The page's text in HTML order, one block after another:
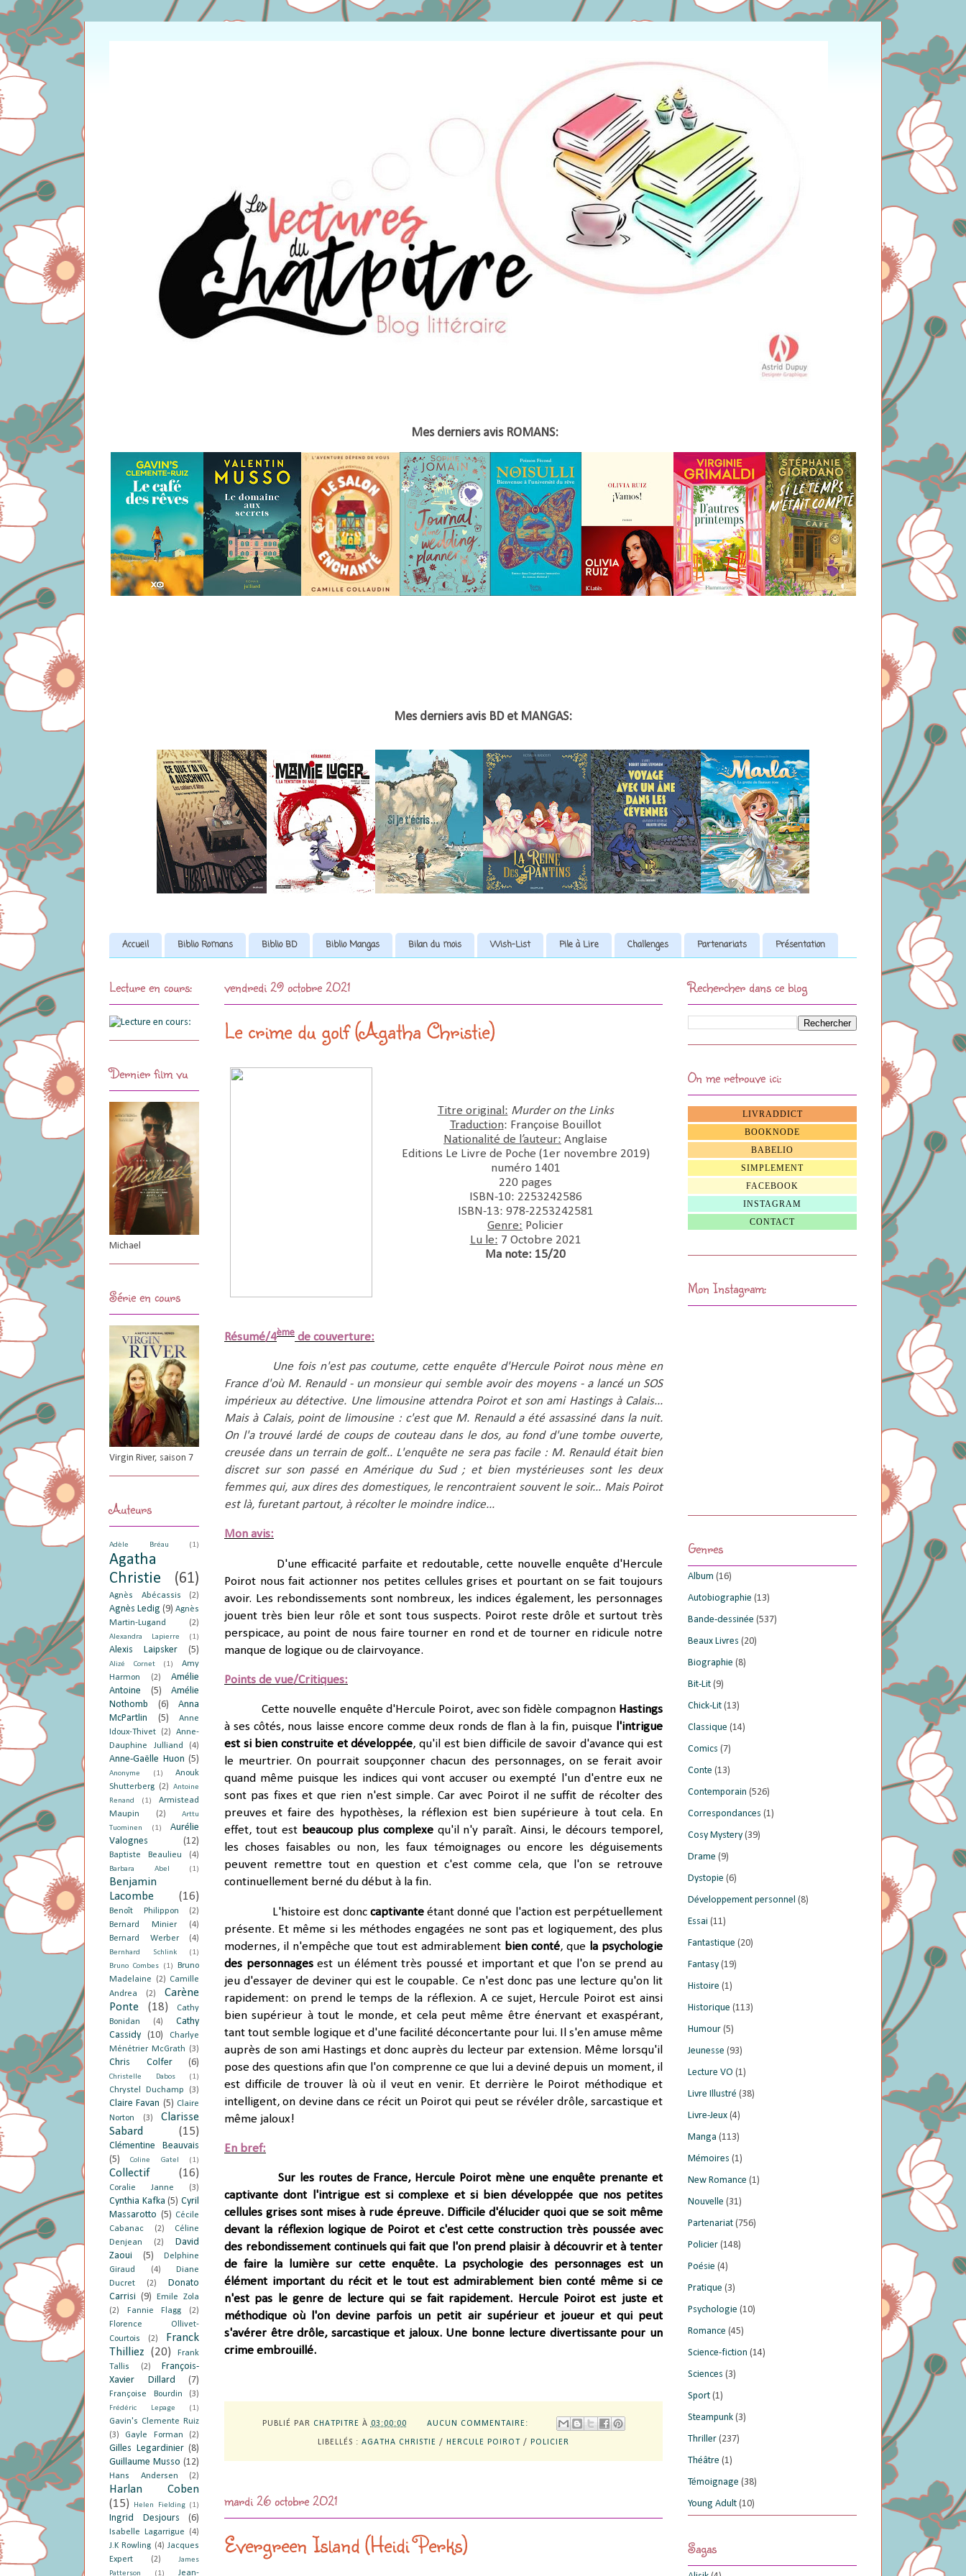
Mes derniers avis ROMANS:
Mes derniers avis BD et MANGAS:
Accueil Biblio Romans Biblio BD Biblio Mangas Bilan du mois Wish-List Pile à Lire Challenges Partenariats Présentation
vendredi 29 octobre 2021
Le crime du golf (Agatha Christie)
Titre original: Murder on the Links
Traduction: Françoise Bouillot
Nationalité de l’auteur: Anglaise
Editions Le Livre de Poche (1er novembre 2019)
numéro 1401
220 pages
ISBN-10:‎ 2253242586
ISBN-13:‎ 978-2253242581
Genre: Policier
Lu le: 7 Octobre 2021
Ma note: 15/20
Résumé/4ème de couverture:
Une fois n'est pas coutume, cette enquête d'Hercule Poirot nous mène en
France d'où M. Renauld - un monsieur qui semble avoir des moyens - a lancé un SOS
impérieux au détective. Une limousine attendra Poirot et son ami Hastings à Calais...
Mais à Calais, point de limousine : c'est que M. Renauld a été assassiné dans la nuit.
On l'a trouvé lardé de coups de couteau dans le dos, au fond d'une tombe ouverte,
creusée dans un terrain de golf... L'enquête ne sera pas facile : M. Renauld était bien
discret sur son passé en Amérique du Sud ; et bien mystérieuses sont les deux
femmes qui, aux dires des domestiques, le rencontraient souvent le soir... Mais Poirot
est là, furetant partout, à récolter le moindre indice...
Mon avis:
D'une efficacité parfaite et redoutable, cette nouvelle enquête d'Hercule
Poirot nous fait actionner nos petites cellules grises et pourtant on se fait toujours
avoir. Les rebondissements sont nombreux, les indices également, les personnages
jouent très bien leur rôle et sont tous suspects. Poirot reste drôle et surtout très
perspicace, au point de nous faire tourner en rond et de tourner en ridicule notre
manque de logique ou de clairvoyance.
Points de vue/Critiques:
Cette nouvelle enquête d'Hercule Poirot, avec son fidèle compagnon Hastings
à ses côtés, nous laisse encore comme deux ronds de flan à la fin, puisque l'intrigue
est si bien construite et développée, qu'il est bien difficile de savoir d'avance qui est
le meurtrier. On pourrait soupçonner chacun des personnages, on se ferait avoir
quand même puisque les indices qui vont accuser ou exempté l'un d'entre eux ne
sont pas fixes et que rien n'est simple. Car avec Poirot il ne suffit de récolter des
preuves et faire des hypothèses, la réflexion est bien supérieure à tout cela. En
effet, tout est beaucoup plus complexequ'il n'y paraît. Ainsi, le décours temporel,
les choses faisables ou non, les faux témoignages ou encore les déguisements
peuvent remettre tout en question et c'est comme cela, que l'on se retrouve
continuellement berné du début à la fin.
L'histoire est donc captivanteétant donné que l'action est perpétuellement
présente. Et même si les méthodes engagées ne sont pas et logiquement, des plus
modernes, il n'empêche que tout est admirablement bien conté, que la psychologie
des personnagesest un élément très poussé et important et que l'on se prend au
jeu d'essayer de deviner qui est le coupable. Ce n'est donc pas une lecture qu'on lit
rapidement: on prend le temps de la réflexion. A ce sujet, Hercule Poirot est ainsi
bien supérieur à tout le monde, et cela peut même être énervant et exaspérant,
tant tout semble logique et d'une facilité déconcertante pour lui. Il s'en amuse même
auprès de son ami Hastings et donc auprès du lecteur par extension. Même lorsqu'il
pose des questions afin que l'on comprenne ce que lui a deviné depuis un moment, il
est difficile de trouver là où il veut en venir. Et derrière le Poirot méthodique et
intelligent, on devine dans ce récit un Poirot qui peut se révéler drôle, sarcastique et
même jaloux!
En bref:
Sur les routes de France, Hercule Poirot mène une enquête prenante et
captivante dont l'intrigue est si complexe et si bien développée que nos petites
cellules grises sont mises à rude épreuve. Difficile d'élucider quoi que se soit même
devant la réflexion logique de Poirot et c'est cette construction très poussée avec
des rebondissement continuels qui fait que l'on prend plaisir à découvrir et à tenter
de faire la lumière sur cette enquête. La psychologie des personnages est un
élément important du récit et le tout est admirablement bien conté même si ce
n'est pas le genre de lecture qui se fait rapidement. Hercule Poirot est juste et
méthodique où l'on devine parfois un petit air supérieur et joueur et qui peut
s'avérer être drôle, sarcastique et jaloux. Une bonne lecture divertissante pour un
crime embrouillé.
PUBLIÉ PAR CHATPITRE À 03:00:00 AUCUN COMMENTAIRE:
LIBELLÉS : AGATHA CHRISTIE / HERCULE POIROT / POLICIER
mardi 26 octobre 2021
Evergreen Island (Heidi Perks)
Lecture en cours:
Dernier film vu
Michael
Série en cours
Virgin River, saison 7
Auteurs
Adèle Bréau (1)
Agatha
Christie
(61)
Agnès Abécassis (2)
Agnès Ledig (9) Agnès
Martin-Lugand
(2)
Alexandra Lapierre (1)
Alexis Laipsker (5)
Alizé Cornet (1)
Amy
Harmon
(2)
Amélie
Antoine
(5)
Amélie
Nothomb
(6)
Anna
McPartlin
(5)
Anne
Idoux-Thivet
(2)
Anne-
Dauphine Julliand
(4)
Anne-Gaëlle Huon (5)
Anonyme (1)
Anouk
Shutterberg (2)
Antoine
Renand
(1)
Armistead
Maupin
(2)
Arttu
Tuominen
(1)
Aurélie
Valognes
(12)
Baptiste Beaulieu (4)
Barbara Abel (1)
Benjamin
Lacombe
(16)
Benoît Philippon
(2)
Bernard Minier
(4)
Bernard Werber
(4)
Bernhard Schlink
(1)
Bruno Combes
(1)
Bruno
Madelaine
(2) Camille
Andrea
(2)
Carène
Ponte
(18)
Cathy
Bonidan
(4)
Cathy
Cassidy (10)
Charlye
Ménétrier McGrath (3)
Chris Colfer (6)
Christelle Dabos (1)
Chrystel Duchamp (3)
Claire Favan (5) Claire
Norton
(3)
Clarisse
Sabard
(15)
Clémentine Beauvais
(5)
Coline Gatel (1)
Collectif (16)
Coralie Janne (3)
Cynthia Kafka (5) Cyril
Massarotto (5) Cécile
Cabanac
(2)
Céline
Denjean
(2)
David
Zaoui
(5)
Delphine
Giraud
(4)
Diane
Ducret
(2)
Donato
Carrisi (9)
Emile Zola
(2)
Fannie Flagg
(2)
Florence Ollivet-
Courtois
(2)
Franck
Thilliez (20)
Frank
Tallis
(2)
François-
Xavier Dillard
(7)
Françoise Bourdin (3)
Frédéric Lepage (1)
Gavin's Clemente Ruiz
(3)
Gayle Forman (2)
Gilles Legardinier (8)
Guillaume Musso (12)
Hans Andersen (2)
Harlan Coben
(15)
Helen Fielding (1)
Ingrid Desjours (6)
Isabelle Lagarrigue
(4)
J.K Rowling (4) Jacques
Expert
(2)
James
Patterson
(1) Jean-
Rechercher dans ce blog
On me retrouve ici:
LIVRADDICT
BOOKNODE
BABELIO
SIMPLEMENT
FACEBOOK
INSTAGRAM
CONTACT
Mon Instagram:
Genres
Album (16)
Autobiographie (13)
Bande-dessinée (537)
Beaux Livres (20)
Biographie (8)
Bit-Lit (9)
Chick-Lit (13)
Classique (14)
Comics (7)
Conte (13)
Contemporain (526)
Correspondances (1)
Cosy Mystery (39)
Drame (9)
Dystopie (6)
Développement personnel (8)
Essai (11)
Fantastique (20)
Fantasy (19)
Histoire (1)
Historique (113)
Humour (5)
Jeunesse (93)
Lecture VO (1)
Livre Illustré (38)
Livre-Jeux (4)
Manga (113)
Mémoires (1)
New Romance (1)
Nouvelle (31)
Partenariat (756)
Policier (148)
Poésie (4)
Pratique (3)
Psychologie (10)
Romance (45)
Science-fiction (14)
Sciences (3)
Sport (1)
Steampunk (3)
Thriller (237)
Théâtre (1)
Témoignage (38)
Young Adult (10)
Sagas